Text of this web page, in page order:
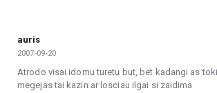
auris
2007-09-20
Atrodo visai idomu turetu but, bet kadangi as
megejas tai kazin ar losciau ilgai si zaidima